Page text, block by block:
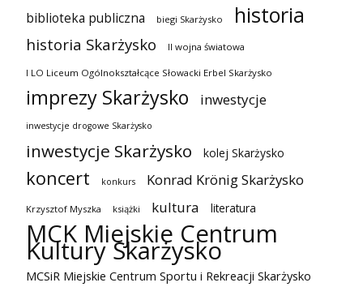
biblioteka publiczna
biegi Skarżysko historia
historia Skarżysko II wojna światowa
I LO Liceum Ogólnokształcące Słowacki Erbel Skarżysko
imprezy Skarżysko inwestycje
inwestycje drogowe Skarżysko
inwestycje Skarżysko kolej Skarżysko
koncert konkurs Konrad Krönig Skarżysko
Krzysztof Myszka książki kultura literatura
MCK Miejskie Centrum
Kultury Skarżysko
MCSiR Miejskie Centrum Sportu i Rekreacji Skarżysko